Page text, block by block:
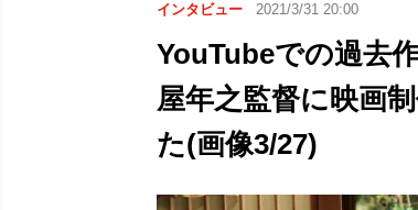
インタビュー 2021/3/31 20:00
YouTubeでの過去
屋年之監督に映画
た(画像3/27)